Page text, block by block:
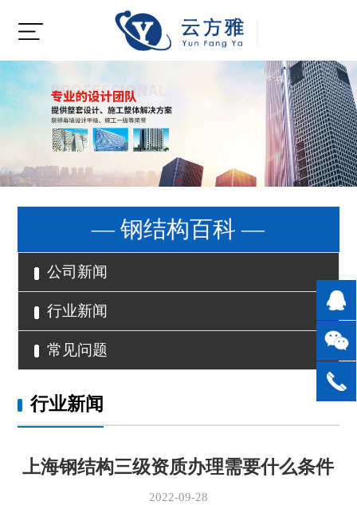
— 钢结构百科 —
公司新闻
行业新闻
常见问题
行业新闻
上海钢结构三级资质办理需要什么条件
2022-09-28